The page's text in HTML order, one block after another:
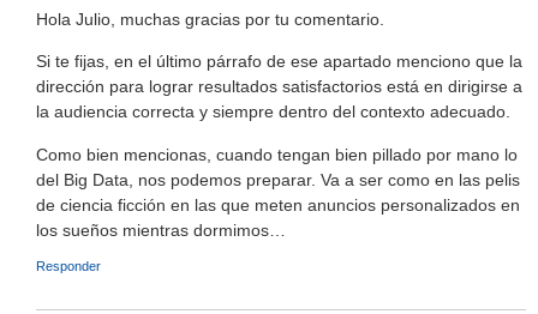
Hola Julio, muchas gracias por tu comentario.
Si te fijas, en el último párrafo de ese apartado menciono que la
dirección para lograr resultados satisfactorios está en dirigirse a
la audiencia correcta y siempre dentro del contexto adecuado.
Como bien mencionas, cuando tengan bien pillado por mano lo
del Big Data, nos podemos preparar. Va a ser como en las pelis
de ciencia ficción en las que meten anuncios personalizados en
los sueños mientras dormimos…
Responder